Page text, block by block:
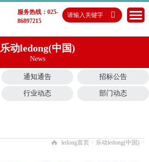
服务热线：025-
86897215
乐动ledong(中国)
News
通知通告 招标公告
行业动态 部门动态
ledong首页 > 乐动ledong(中国) >